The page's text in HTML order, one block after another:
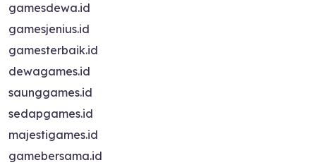
gamesdewa.id
gamesjenius.id
gamesterbaik.id
dewagames.id
saunggames.id
sedapgames.id
majestigames.id
gamebersama.id